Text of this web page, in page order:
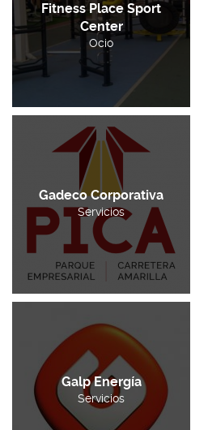
Fitness Place Sport
Center
Ocio
Gadeco Corporativa
Servicios
Galp Energía
Servicios